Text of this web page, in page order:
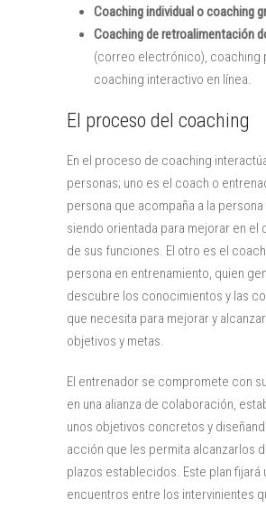
Coaching individual o coaching
Coaching de retroalimentación
(correo electrónico), coaching
coaching interactivo en línea.
El proceso del coaching
En el proceso de coaching
personas; uno es el coach o
persona que acompaña a la
siendo orientada para mejorar en el
de sus funciones. El otro es el
persona en entrenamiento, quien
descubre los conocimientos y las
que necesita para mejorar y
objetivos y metas.
El entrenador se compromete con
en una alianza de colaboración,
unos objetivos concretos y
acción que les permita alcanzarlos
plazos establecidos. Este plan fijará
encuentros entre los intervinientes